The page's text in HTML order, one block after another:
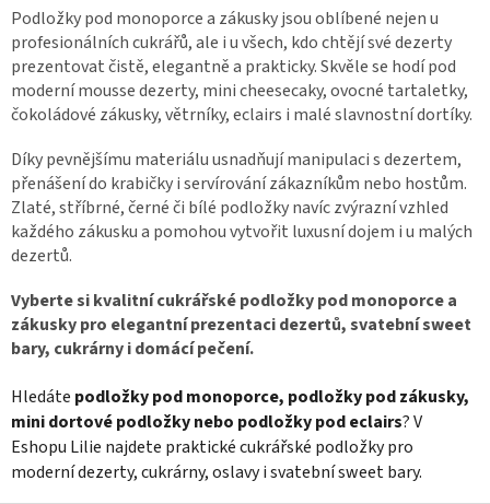
l
á
d
a
c
í
r
v
k
y
v
i
s
u
Podložky pod monoporce a zákusky jsou oblíbené nejen u
profesionálních cukrářů, ale i u všech, kdo chtějí své dezerty
prezentovat čistě, elegantně a prakticky. Skvěle se hodí pod
moderní mousse dezerty, mini cheesecaky, ovocné tartaletky,
čokoládové zákusky, větrníky, eclairs i malé slavnostní dortíky.
Díky pevnějšímu materiálu usnadňují manipulaci s dezertem,
přenášení do krabičky i servírování zákazníkům nebo hostům.
Zlaté, stříbrné, černé či bílé podložky navíc zvýrazní vzhled
každého zákusku a pomohou vytvořit luxusní dojem i u malých
dezertů.
Vyberte si kvalitní cukrářské podložky pod monoporce a
zákusky pro elegantní prezentaci dezertů, svatební sweet
bary, cukrárny i domácí pečení.
Hledáte podložky pod monoporce, podložky pod zákusky,
mini dortové podložky nebo podložky pod eclairs? V
Eshopu Lilie najdete praktické cukrářské podložky pro
moderní dezerty, cukrárny, oslavy i svatební sweet bary.